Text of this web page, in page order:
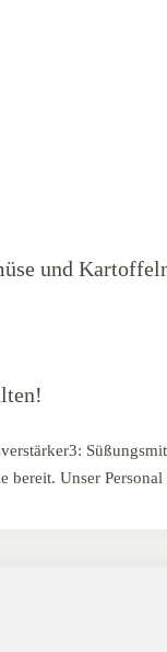
und
bereit. Unser